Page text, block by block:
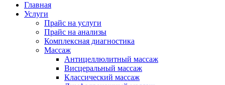
жизнь"Главная
Услуги
Прайс на услуги
Прайс на анализы
Комплексная диагностика
Массаж
Антицеллюлитный массаж
Висцеральный массаж
Классический массаж